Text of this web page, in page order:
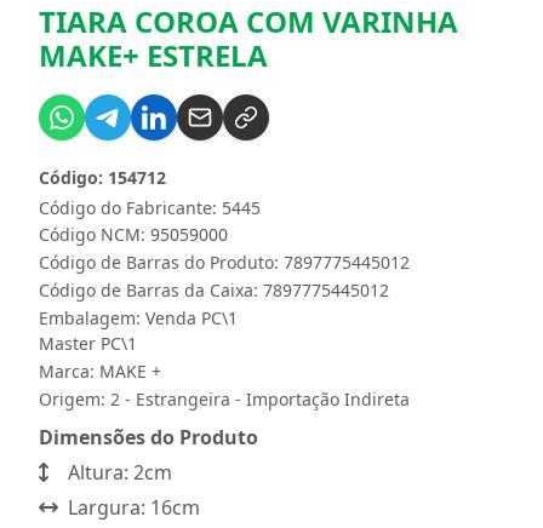
TIARA COROA COM VARINHA
MAKE+ ESTRELA
Código do Fabricante: 5445
Código: 154712
Código NCM: 95059000
Código de Barras do Produto: 7897775445012
Código de Barras da Caixa: 7897775445012
Embalagem: Venda PC\1
Master PC\1
Marca: MAKE +
Origem: 2 - Estrangeira - Importação Indireta
Dimensões do Produto
Altura: 2cm
Largura: 16cm